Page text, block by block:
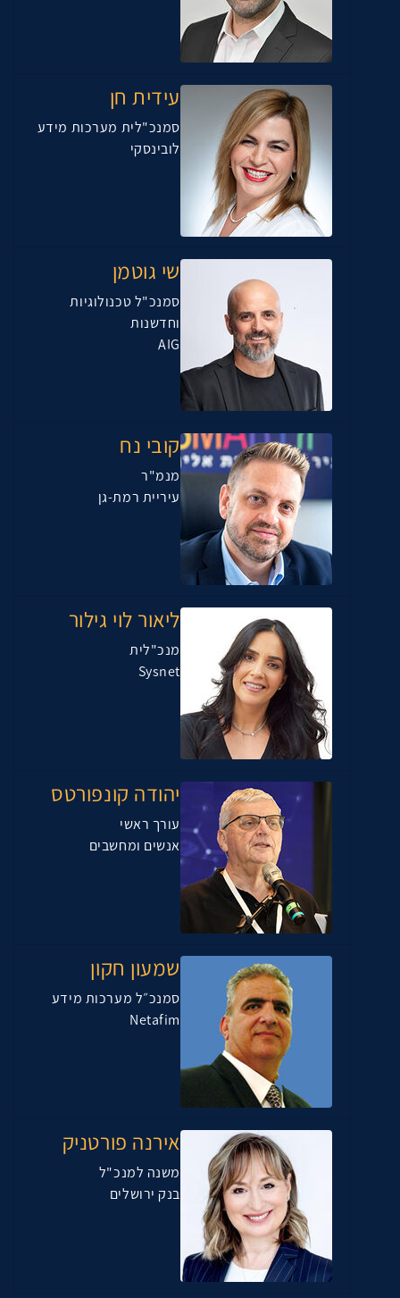
עידית חן
סמנכ"לית מערכות מידע
לובינסקי
שי גוטמן
סמנכ"ל טכנולוגיות
וחדשנות
AIG
קובי נח
מנמ"ר
עיריית רמת-גן
ליאור לוי גילור
מנכ"לית
Sysnet
יהודה קונפורטס
עורך ראשי
אנשים ומחשבים
שמעון חקון
סמנכ״ל מערכות מידע
Netafim
אירנה פורטניק
משנה למנכ"ל
בנק ירושלים